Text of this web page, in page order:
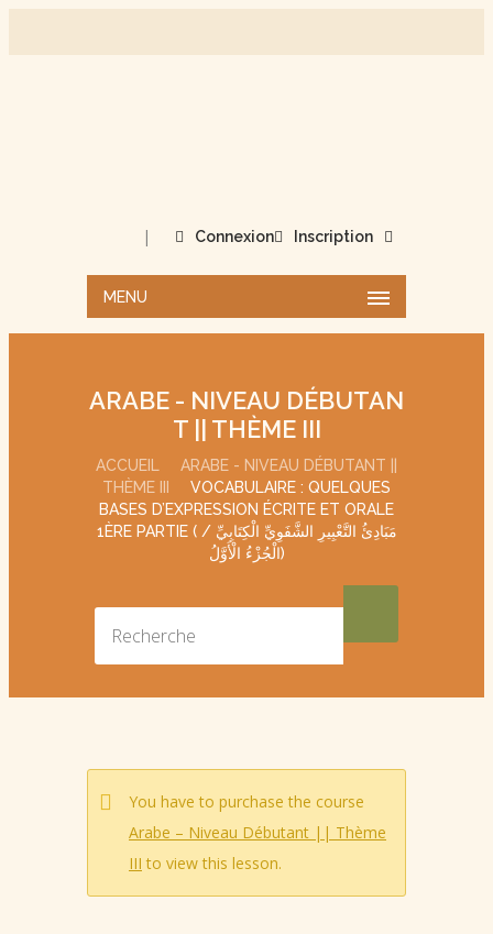
Connexion
| Inscription
MENU
ARABE - NIVEAU DÉBUTAN
T || THÈME III
ACCUEIL
ARABE - NIVEAU DÉBUTANT ||
THÈME III
VOCABULAIRE : QUELQUES
BASES D’EXPRESSION ÉCRITE ET ORALE
1ÈRE PARTIE ( مَبَادِئُ التَّعْبِيرِ الشَّفَوِيِّ الْكِتَابِيِّ /
الْجُزْءُ الْأَوَّلُ)
You have to purchase the course
Arabe – Niveau Débutant || Thème
III to view this lesson.